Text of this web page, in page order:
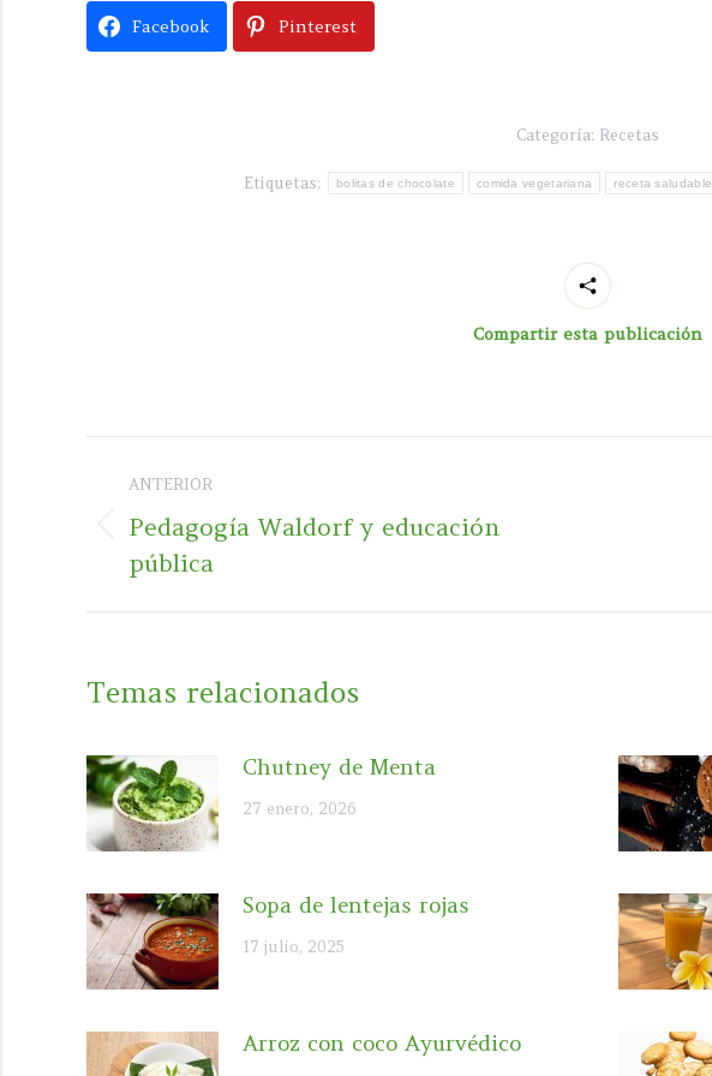
Facebook Pinterest
Categoría: Recetas
Etiquetas: bolitas de chocolate comida vegetariana receta saludable
Compartir esta publicación
entre
publicaciones
ANTERIOR
Publicación
anterior:
Pedagogía Waldorf y educación
pública
Temas relacionados
Chutney de Menta
27 enero, 2026
Sopa de lentejas rojas
17 julio, 2025
Arroz con coco Ayurvédico